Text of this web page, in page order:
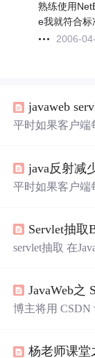
熟练使用
e我就符合标
2006-
平时如果客户端
vlet为方法， 比
productItem,
平时如果客户端
vlet为方法，比
productItem,
Servlet抽取
servlet抽取 在
编码集的设置等
给我们提供了一
的方式调用该方
JavaWeb之
博主将用 CSDN
伴们共勉！唯有
杨老师课堂